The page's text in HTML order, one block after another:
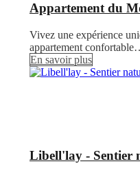
Appartement du
Vivez une expérience
appartement
En savoir plus
Libell'lay - Sentier